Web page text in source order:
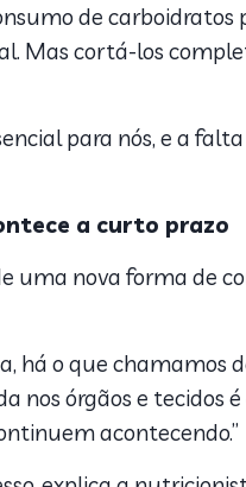
de
Mas cortá-los
para nós, e a
a curto prazo
uma nova forma de
há o que chamamos
nos órgãos e tecidos
acontecendo.”